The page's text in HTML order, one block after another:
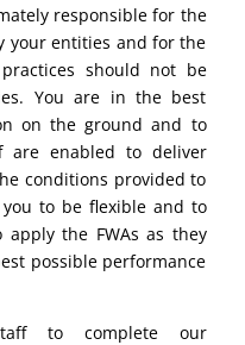
responsible for the
your entities and for the
should not be
You are in the best
on the ground and to
are enabled to deliver
conditions provided to
to be flexible and to
the FWAs as they
possible performance
to complete our